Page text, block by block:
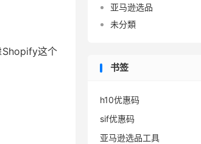
Shopify这个
亚马逊选品
未分類
书签
h10优惠码
sif优惠码
亚马逊选品工具